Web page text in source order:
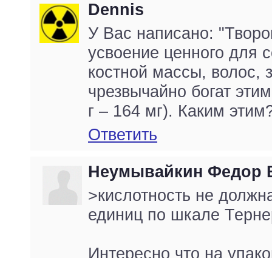
Dennis
У Вас написано:
усвоение ценного для
костной массы, волос,
чрезвычайно богат
г – 164 мг). Каким
Ответить
Неумывайкин Федор
>кислотность не
единиц по шкале
Интересно что на